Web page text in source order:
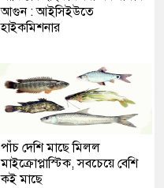
আগুন : আইসিইউতে
হাইকমিশনার
পাঁচ দেশি মাছে মিলল
মাইক্রোপ্লাস্টিক, সবচেয়ে বেশি
কই মাছে